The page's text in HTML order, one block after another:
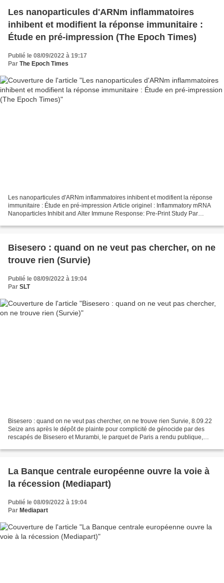
Les nanoparticules d'ARNm inflammatoires
inhibent et modifient la réponse immunitaire :
Étude en pré-impression (The Epoch Times)
Publié le 08/09/2022 à 19:17
Par The Epoch Times
Les nanoparticules d'ARNm inflammatoires inhibent et modifient la réponse
immunitaire : Étude en pré-impression Article originel : Inflammatory mRNA
Nanoparticles Inhibit and Alter Immune Response: Pre-Print Study Par
Bisesero : quand on ne veut pas chercher, on ne
trouve rien (Survie)
Publié le 08/09/2022 à 19:04
Par SLT
Bisesero : quand on ne veut pas chercher, on ne trouve rien Survie, 8.09.22
Seize ans après le dépôt de plainte pour complicité de génocide par des
rescapés de Bisesero et Murambi, le parquet de Paris a rendu publique,
La Banque centrale européenne ouvre la voie à
la récession (Mediapart)
Publié le 08/09/2022 à 19:04
Par Mediapart